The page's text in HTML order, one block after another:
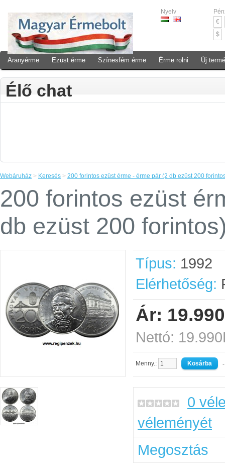
Nyelv
€
$
Aranyérme Ezüst érme Színesfém érme Érme rolni Új
Élő chat
Webáruház > Keresés > 200 forintos ezüst érme - érme pár (2 db ezüst 200
200 forintos ezüst
db ezüst 200
Típus: 1992
Elérhetőség:
Ár:
Nettó:
Menny.: -
0
véleményét
Megosztás